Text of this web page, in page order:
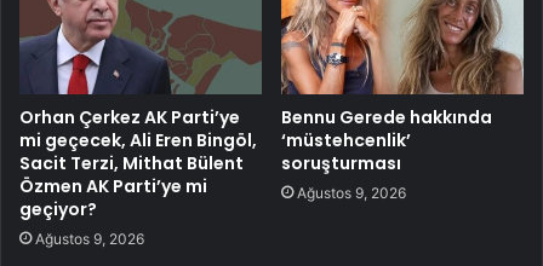
Orhan Çerkez AK Parti’ye
mi geçecek, Ali Eren Bingöl,
Sacit Terzi, Mithat Bülent
Özmen AK Parti’ye mi
geçiyor?
Ağustos 9, 2026
Bennu Gerede hakkında
‘müstehcenlik’
soruşturması
Ağustos 9, 2026